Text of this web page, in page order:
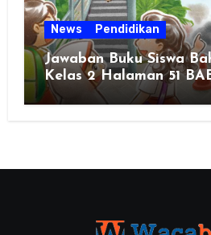
News Pendidikan
Jawaban Buku Siswa
Kelas 2 Halaman 51